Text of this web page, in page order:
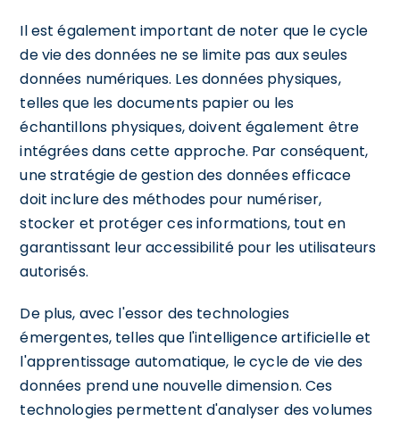
Il est également important de noter que le cycle
de vie des données ne se limite pas aux seules
données numériques. Les données physiques,
telles que les documents papier ou les
échantillons physiques, doivent également être
intégrées dans cette approche. Par conséquent,
une stratégie de gestion des données efficace
doit inclure des méthodes pour numériser,
stocker et protéger ces informations, tout en
garantissant leur accessibilité pour les utilisateurs
autorisés.
De plus, avec l'essor des technologies
émergentes, telles que l'intelligence artificielle et
l'apprentissage automatique, le cycle de vie des
données prend une nouvelle dimension. Ces
technologies permettent d'analyser des volumes